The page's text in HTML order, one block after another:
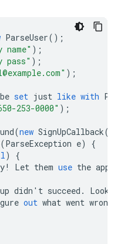
ParseUser();
name" );
pass" );
);
be set just like with
253-0000" );
(new SignUpCallback()
(ParseException e)
{
)
{
! Let them use the app
up didn ' t succeed . Look
out what went wrong